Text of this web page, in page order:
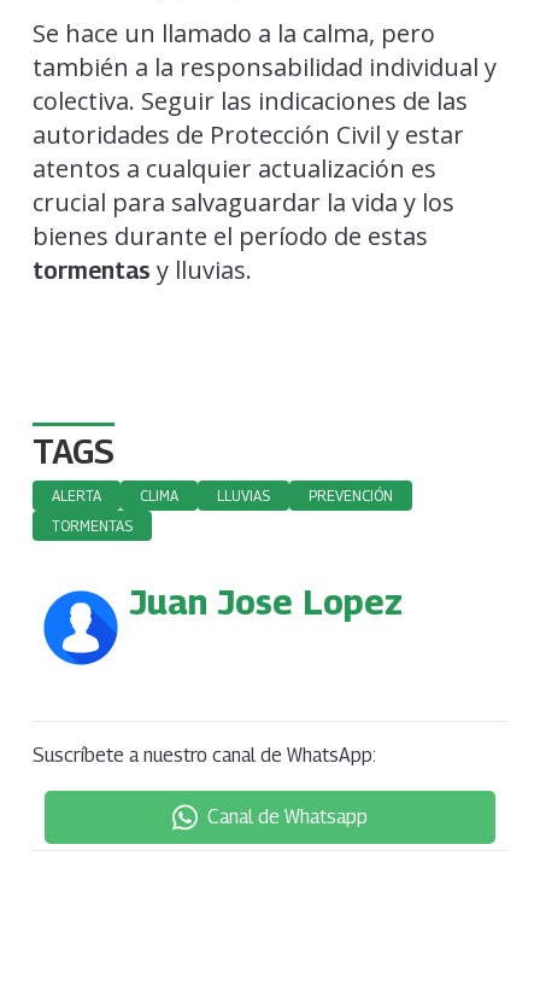
Se hace un llamado a la calma, pero
también a la responsabilidad individual y
colectiva. Seguir las indicaciones de las
autoridades de Protección Civil y estar
atentos a cualquier actualización es
crucial para salvaguardar la vida y los
bienes durante el período de estas
tormentas y lluvias.
TAGS
ALERTA CLIMA LLUVIAS
PREVENCIÓN
TORMENTAS
Juan Jose Lopez
Suscríbete a nuestro canal de WhatsApp:
Canal de Whatsapp